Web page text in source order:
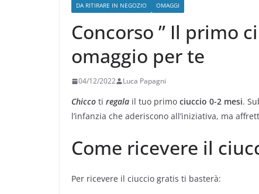
DA RITIRARE IN NEGOZIO OMAGGI
Concorso ” Il primo
omaggio per te
04/12/2022 Luca Papagni
Chicco ti regala il tuo primo ciuccio 0-2 mesi.
l’infanzia che aderiscono all’iniziativa, ma
Come ricevere il
Per ricevere il ciuccio gratis ti basterà: